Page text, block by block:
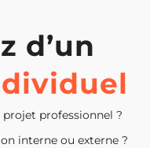
d’un
professionnel ?
interne ou externe ?